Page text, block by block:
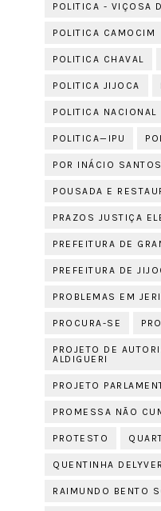
POLITICA - VIÇOSA
POLITICA CAMOCIM
POLITICA CHAVAL
POLITICA JIJOCA
POLITICA NACIONAL
POLITICA—IPU
POR INÁCIO SANTOS
POUSADA E
PRAZOS JUSTIÇA
PREFEITURA DE
PREFEITURA DE
PROBLEMAS EM
PROCURA-SE
PROJETO DE
ALDIGUERI
PROJETO
PROMESSA NÃO
PROTESTO
QUENTINHA
RAIMUNDO BENTO